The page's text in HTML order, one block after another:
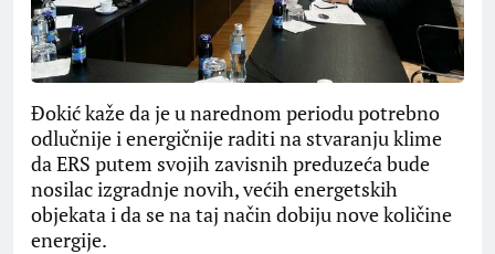
Đokić kaže da je u narednom periodu potrebno
odlučnije i energičnije raditi na stvaranju klime
da ERS putem svojih zavisnih preduzeća bude
nosilac izgradnje novih, većih energetskih
objekata i da se na taj način dobiju nove količine
energije.